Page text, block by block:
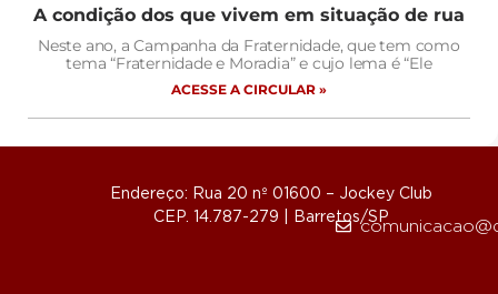
A condição dos que vivem em situação de rua
Neste ano, a Campanha da Fraternidade, que tem como
tema “Fraternidade e Moradia” e cujo lema é “Ele
ACESSE A CIRCULAR »
Endereço: Rua 20 nº 01600 – Jockey Club
CEP. 14.787-279 | Barretos/SP